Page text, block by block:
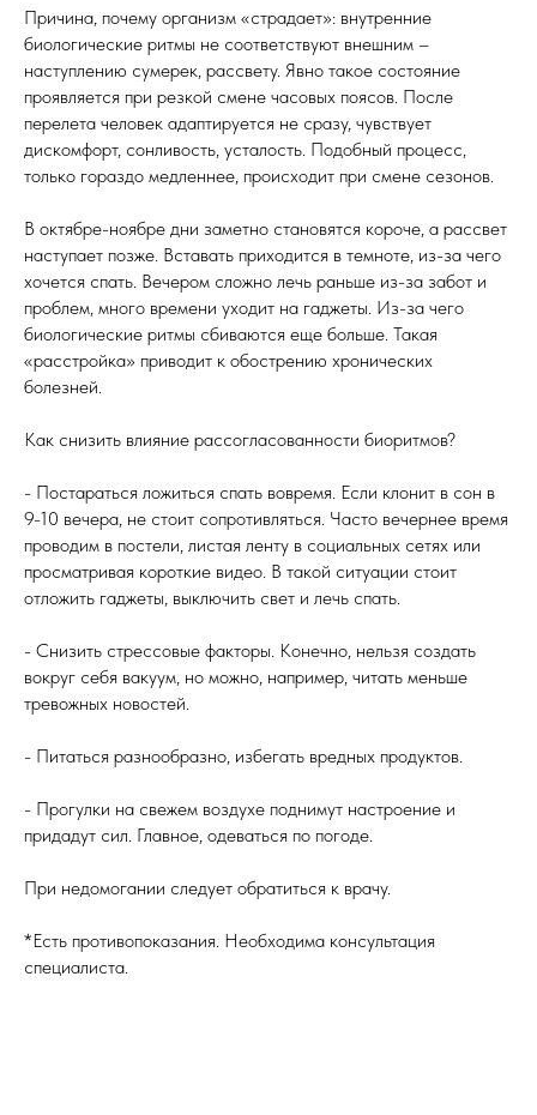
Причина, почему организм «страдает»: внутренние
биологические ритмы не соответствуют внешним –
наступлению сумерек, рассвету. Явно такое состояние
проявляется при резкой смене часовых поясов. После
перелета человек адаптируется не сразу, чувствует
дискомфорт, сонливость, усталость. Подобный процесс,
только гораздо медленнее, происходит при смене сезонов.
В октябре-ноябре дни заметно становятся короче, а рассвет
наступает позже. Вставать приходится в темноте, из-за чего
хочется спать. Вечером сложно лечь раньше из-за забот и
проблем, много времени уходит на гаджеты. Из-за чего
биологические ритмы сбиваются еще больше. Такая
«расстройка» приводит к обострению хронических
болезней.
Как снизить влияние рассогласованности биоритмов?
- Постараться ложиться спать вовремя. Если клонит в сон в
9-10 вечера, не стоит сопротивляться. Часто вечернее время
проводим в постели, листая ленту в социальных сетях или
просматривая короткие видео. В такой ситуации стоит
отложить гаджеты, выключить свет и лечь спать.
- Снизить стрессовые факторы. Конечно, нельзя создать
вокруг себя вакуум, но можно, например, читать меньше
тревожных новостей.
- Питаться разнообразно, избегать вредных продуктов.
- Прогулки на свежем воздухе поднимут настроение и
придадут сил. Главное, одеваться по погоде.
При недомогании следует обратиться к врачу.
*Есть противопоказания. Необходима консультация
специалиста.